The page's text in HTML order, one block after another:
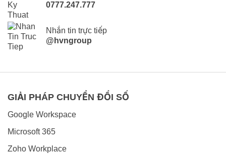
0777.247.777
Nhắn tin trực tiếp
@hvngroup
GIẢI PHÁP CHUYỂN ĐỔI SỐ
Google Workspace
Microsoft 365
Zoho Workplace